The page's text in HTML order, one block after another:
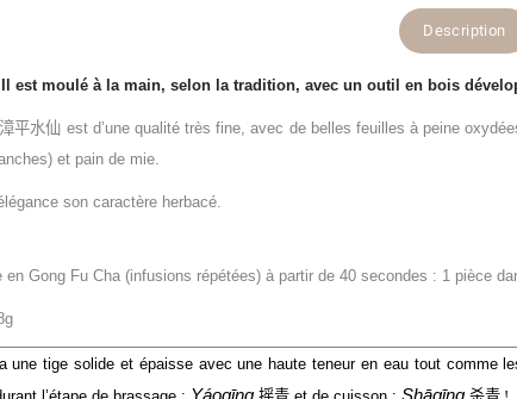
Description
est moulé à la main, selon la tradition, avec un outil en bois
漳平⽔仙 est d’une qualité très fine, avec de belles feuilles à peine
et pain de mie.
son caractère herbacé.
en Gong Fu Cha (infusions répétées) à partir de 40 secondes : 1 pièce
tige solide et épaisse avec une haute teneur en eau tout comme